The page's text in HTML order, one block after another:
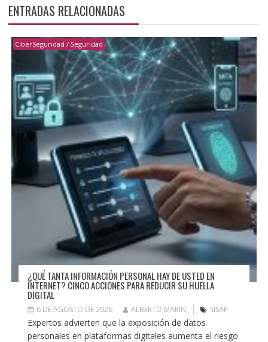
ENTRADAS RELACIONADAS
CiberSeguridad / Seguridad
¿QUÉ TANTA INFORMACIÓN PERSONAL HAY DE USTED EN
INTERNET? CINCO ACCIONES PARA REDUCIR SU HUELLA
DIGITAL
6 DE AGOSTO DE 2026 ALBERTO MARIN SISAP
Expertos advierten que la exposición de datos
personales en plataformas digitales aumenta el riesgo